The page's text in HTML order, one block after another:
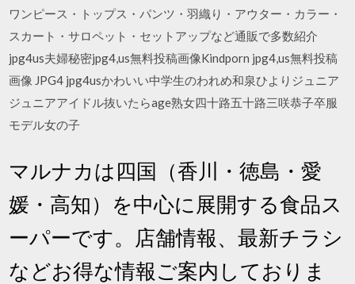
ワンピース・トップス・パンツ・羽織り・アウター・カラー・
スカート・サロペット・セットアップなど通販で多数紹介
jpg4us夫婦秘密jpg4,us無料投稿画像Kindporn jpg4,us無料投稿
画像 JPG4 jpg4usかわいい中学生のわれめ和泉ひよりジュニア
ジュニアアイドル抜いたらage熟女四十路五十路三咲恭子卒服
モデル女の子
マルナカは四国（香川・徳島・愛
媛・高知）を中心に展開する食品ス
ーパーです。店舗情報、最新チラシ
などお得な情報ご案内しておりま